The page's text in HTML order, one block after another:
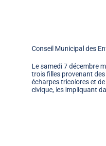
Conseil Municipal des
Le samedi 7 décembre
trois filles provenant
écharpes tricolores et
civique, les impliquant